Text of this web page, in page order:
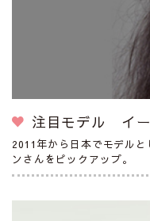
注目モデル イ
2011年から日本でモデル
ンさんをピックアップ。